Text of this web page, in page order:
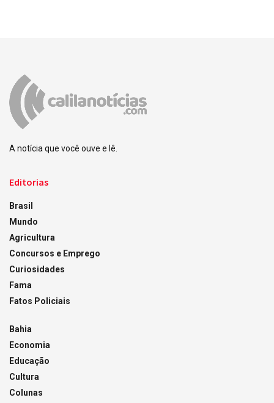
A notícia que você ouve e lê.
Editorias
Brasil
Mundo
Agricultura
Concursos e Emprego
Curiosidades
Fama
Fatos Policiais
Bahia
Economia
Educação
Cultura
Colunas